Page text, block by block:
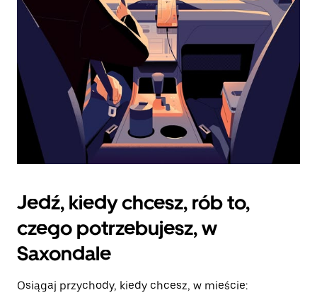
kalendarz.
Jedź, kiedy chcesz, rób to,
czego potrzebujesz, w
Saxondale
Osiągaj przychody, kiedy chcesz, w mieście: